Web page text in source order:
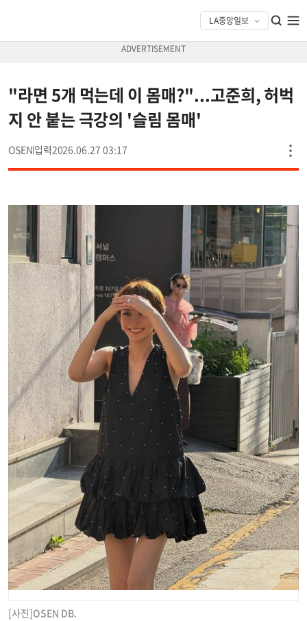
"라면 5개 먹는데 이 몸매?"...고준희, 허벅
지 안 붙는 극강의 '슬림 몸매'
OSEN 2026.06.27 03:17
[사진]OSEN DB.